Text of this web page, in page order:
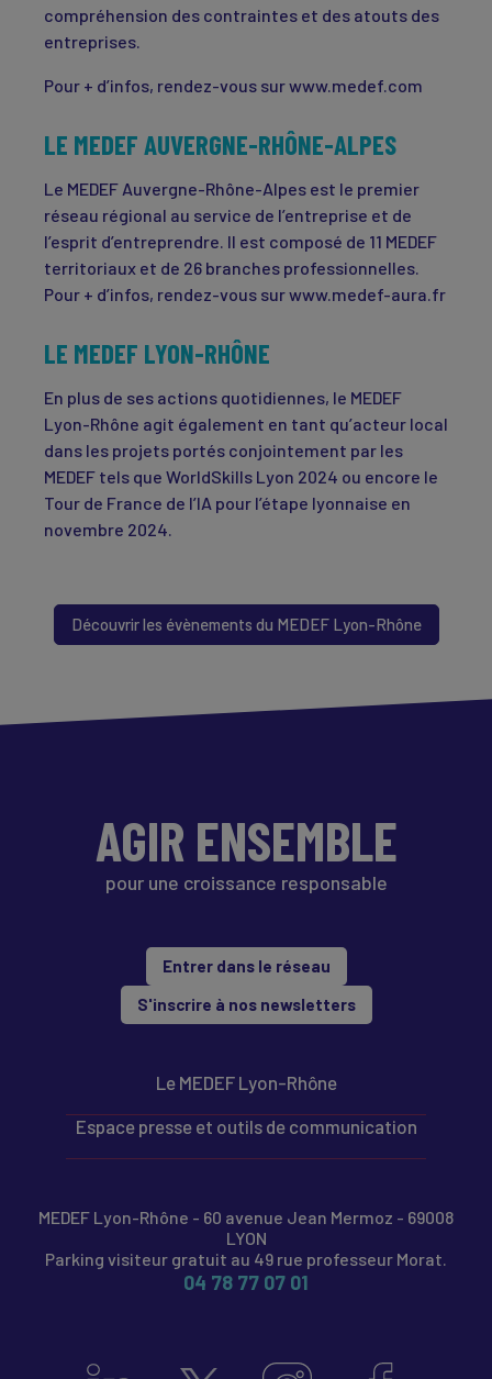
compréhension des contraintes et des atouts des
entreprises.
Pour + d’infos, rendez-vous sur www.medef.com
LE MEDEF AUVERGNE-RHÔNE-ALPES
Le MEDEF Auvergne-Rhône-Alpes est le premier
réseau régional au service de l’entreprise et de
l’esprit d’entreprendre. Il est composé de 11 MEDEF
territoriaux et de 26 branches professionnelles.
Pour + d’infos, rendez-vous sur www.medef-aura.fr
LE MEDEF LYON-RHÔNE
En plus de ses actions quotidiennes, le MEDEF
Lyon-Rhône agit également en tant qu’acteur local
dans les projets portés conjointement par les
MEDEF tels que WorldSkills Lyon 2024 ou encore le
Tour de France de l’IA pour l’étape lyonnaise en
novembre 2024.
Découvrir les évènements du MEDEF Lyon-Rhône
AGIR ENSEMBLE
pour une croissance responsable
Entrer dans le réseau
S'inscrire à nos newsletters
Le MEDEF Lyon-Rhône
Espace presse et outils de communication
MEDEF Lyon-Rhône - 60 avenue Jean Mermoz - 69008
LYON
Parking visiteur gratuit au 49 rue professeur Morat.
04 78 77 07 01